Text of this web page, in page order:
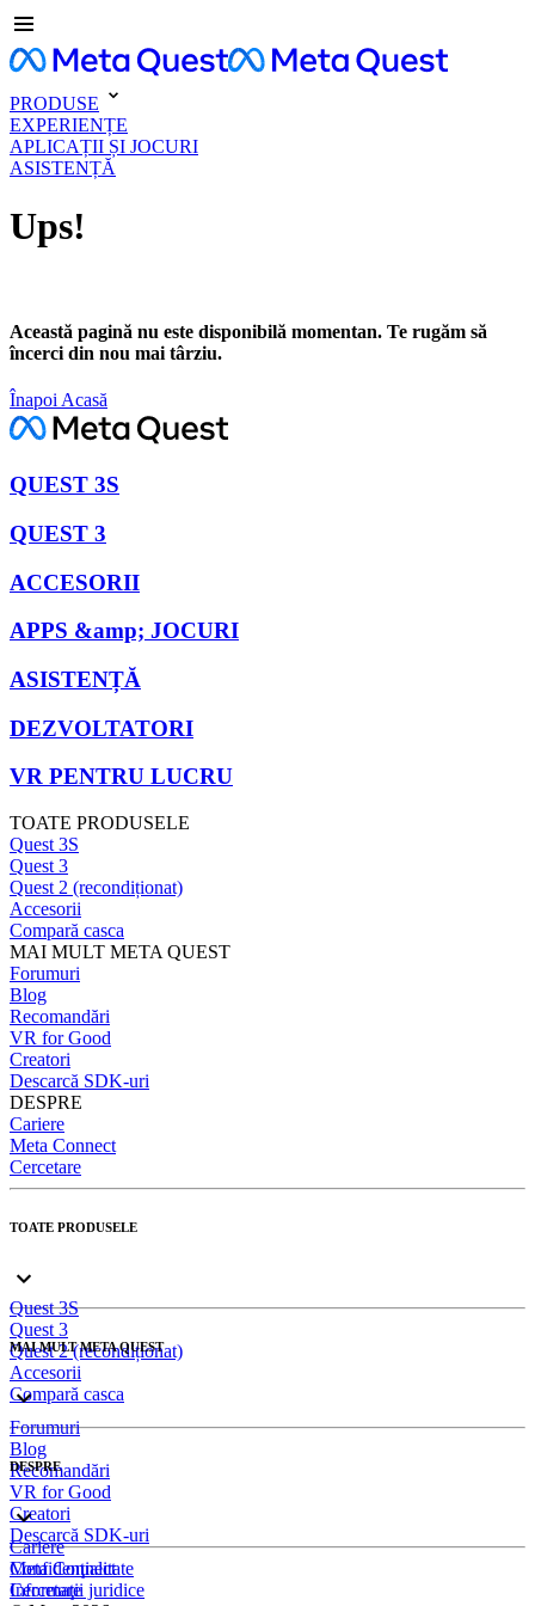
PRODUSE
EXPERIENȚE
APLICAȚII ȘI JOCURI
ASISTENȚĂ
Ups!
Această pagină nu este disponibilă momentan. Te rugăm să
încerci din nou mai târziu.
Înapoi Acasă
QUEST 3S
QUEST 3
ACCESORII
APPS &amp; JOCURI
ASISTENȚĂ
DEZVOLTATORI
VR PENTRU LUCRU
TOATE PRODUSELE
Quest 3S
Quest 3
Quest 2 (recondiționat)
Accesorii
Compară casca
MAI MULT META QUEST
Forumuri
Blog
Recomandări
VR for Good
Creatori
Descarcă SDK-uri
DESPRE
Cariere
Meta Connect
Cercetare
TOATE PRODUSELE
Quest 3S
Quest 3
Quest 2 (recondiționat)
Accesorii
Compară casca
MAI MULT META QUEST
Forumuri
Blog
Recomandări
VR for Good
Creatori
Descarcă SDK-uri
DESPRE
Cariere
Meta Connect
Cercetare
Confidenţialitate
Informaţii juridice